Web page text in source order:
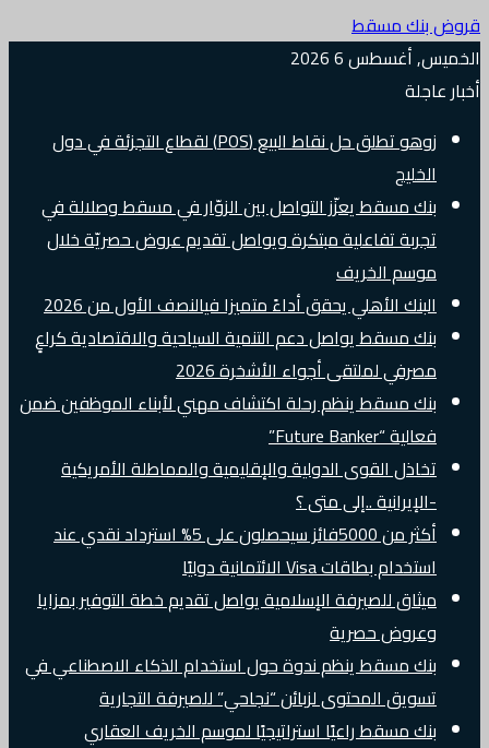
قروض بنك مسقط
الخميس, أغسطس 6 2026
أخبار عاجلة
زوهو تطلق حل نقاط البيع (POS) لقطاع التجزئة في دول
الخليج
بنك مسقط يعزّز التواصل بين الزوّار في مسقط وصلالة في
تجربة تفاعلية مبتكرة ويواصل تقديم عروض حصريّة خلال
موسم الخريف
البنك الأهلي يحقق أداءً متميزا فيالنصف الأول من 2026
بنك مسقط يواصل دعم التنمية السياحية والاقتصادية كراعٍ
مصرفي لملتقى أجواء الأشخرة 2026
بنك مسقط ينظم رحلة اكتشاف مهني لأبناء الموظفين ضمن
فعالية “Future Banker”
تخاذل القوى الدولية والإقليمية والمماطلة الأمريكية
-الإيرانية ..إلى متى ؟
أكثر من 5000فائز سيحصلون على 5% استرداد نقدي عند
استخدام بطاقات Visa الائتمانية دوليًا
ميثاق للصيرفة الإسلامية يواصل تقديم خطة التوفير بمزايا
وعروض حصرية
بنك مسقط ينظم ندوة حول استخدام الذكاء الاصطناعي في
تسويق المحتوى لزبائن “نجاحي” للصيرفة التجارية
بنك مسقط راعيًا استراتيجيًا لموسم الخريف العقاري